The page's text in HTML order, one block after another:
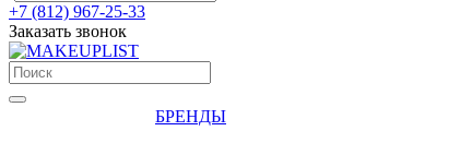
+7 (812) 967-25-33
Заказать звонок
БРЕНДЫ